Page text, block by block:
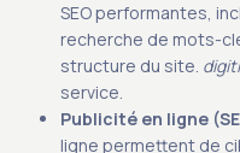
SEO performantes,
recherche de mots-
structure du site.
service.
Publicité en ligne
ligne permettent de